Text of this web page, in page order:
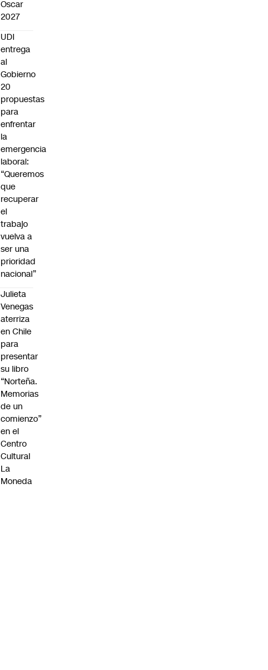
Oscar
2027
UDI
entrega
al
Gobierno
20
propuestas
para
enfrentar
la
emergencia
laboral:
“Queremos
que
recuperar
el
trabajo
vuelva a
ser una
prioridad
nacional”
Julieta
Venegas
aterriza
en Chile
para
presentar
su libro
“Norteña.
Memorias
de un
comienzo”
en el
Centro
Cultural
La
Moneda